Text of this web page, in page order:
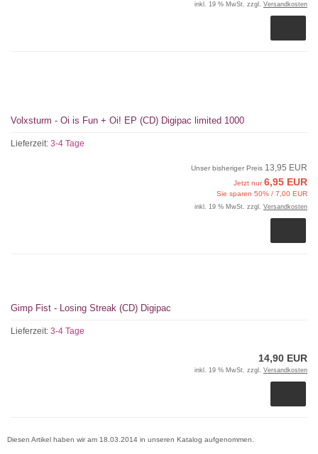
inkl. 19 % MwSt. zzgl. Versandkosten
Volxsturm - Oi is Fun + Oi! EP (CD) Digipac limited 1000
Lieferzeit: 3-4 Tage
Unser bisheriger Preis 13,95 EUR
Jetzt nur6,95 EUR
Sie sparen 50% / 7,00 EUR
inkl. 19 % MwSt. zzgl. Versandkosten
Gimp Fist - Losing Streak (CD) Digipac
Lieferzeit: 3-4 Tage
14,90 EUR
inkl. 19 % MwSt. zzgl. Versandkosten
Diesen Artikel haben wir am 18.03.2014 in unseren Katalog aufgenommen.